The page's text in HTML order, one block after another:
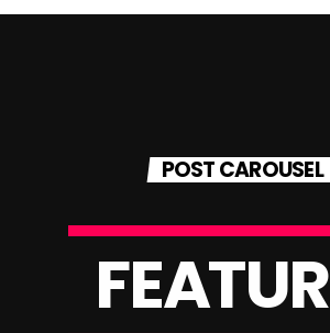
POST CAROUSEL
FEATUR